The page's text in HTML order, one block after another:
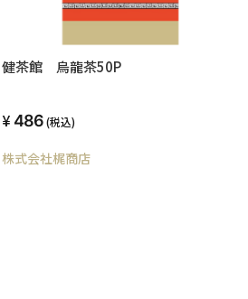
健茶館 烏龍茶50P
486(税込)
株式会社梶商店